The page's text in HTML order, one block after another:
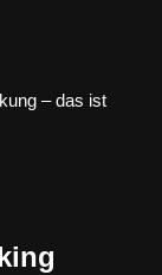
– das ist